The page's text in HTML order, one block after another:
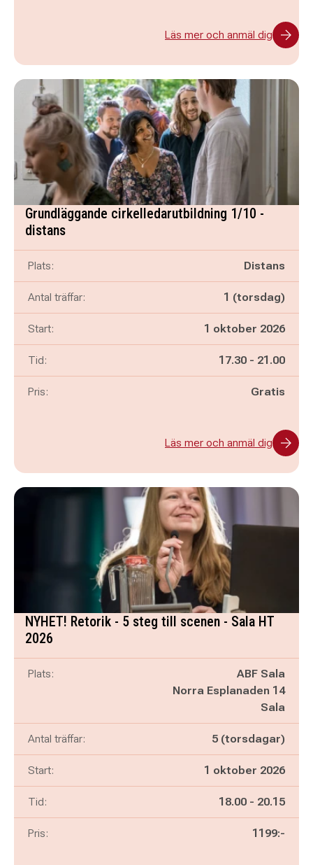
Läs mer och anmäl dig
Grundläggande cirkelledarutbildning 1/10 -
distans
Plats: Distans
Antal träffar: 1 (torsdag)
Start: 1 oktober 2026
Tid: Pågår mellan
17.30 - och
21.00
Pris: Gratis
Läs mer och anmäl dig
NYHET! Retorik - 5 steg till scenen - Sala HT
2026
Plats:
ABF Sala
Norra Esplanaden 14
Sala
Antal träffar: 5 (torsdagar)
Start: 1 oktober 2026
Tid: Pågår mellan
18.00 - och
20.15
Pris: 1199:-